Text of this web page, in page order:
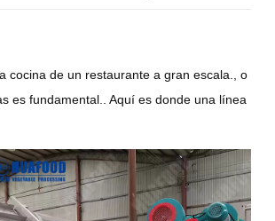
cocina de un restaurante a gran escala., o
es fundamental.. Aquí es donde una línea